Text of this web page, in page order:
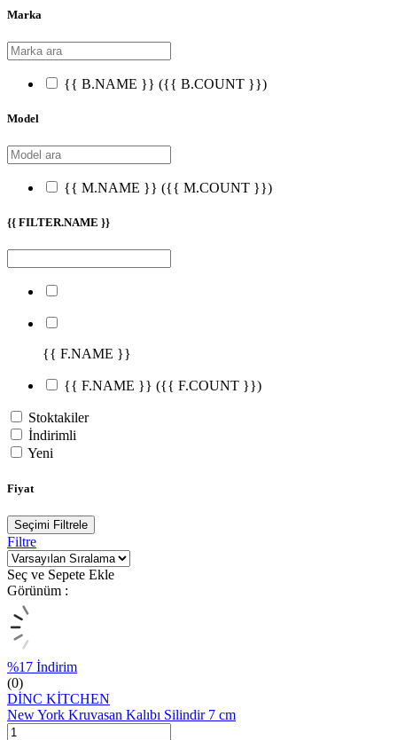
Marka
{{ B.NAME }} ({{ B.COUNT }})
Model
{{ M.NAME }} ({{ M.COUNT }})
{{ FILTER.NAME }}
{{ F.NAME }}
{{ F.NAME }} ({{ F.COUNT }})
Stoktakiler
İndirimli
Yeni
Fiyat
Seçimi Filtrele
Filtre
Seç ve Sepete Ekle
Görünüm :
%17 İndirim
(0)
DİNC KİTCHEN
New York Kruvasan Kalıbı Silindir 7 cm